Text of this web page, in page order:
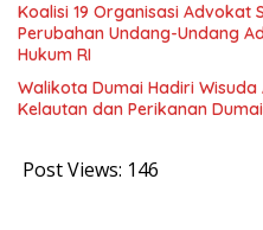
Koalisi 19 Organisasi Advokat
Perubahan Undang-Undang
Hukum RI
Walikota Dumai Hadiri Wisuda
Kelautan dan Perikanan Dumai
Post Views: 146